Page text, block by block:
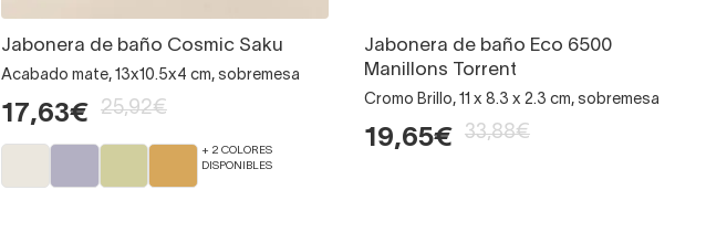
Jabonera de baño Cosmic Saku
Acabado mate, 13x10.5x4 cm, sobremesa
17,63€ 25,92€
+ 2 COLORES
DISPONIBLES
Jabonera de baño Eco 6500
Manillons Torrent
Cromo Brillo, 11 x 8.3 x 2.3 cm, sobremesa
19,65€ 33,88€